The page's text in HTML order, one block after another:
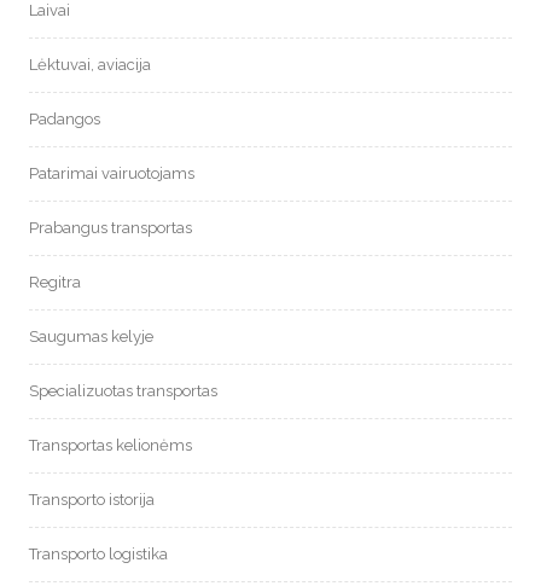
Laivai
Lėktuvai, aviacija
Padangos
Patarimai vairuotojams
Prabangus transportas
Regitra
Saugumas kelyje
Specializuotas transportas
Transportas kelionėms
Transporto istorija
Transporto logistika